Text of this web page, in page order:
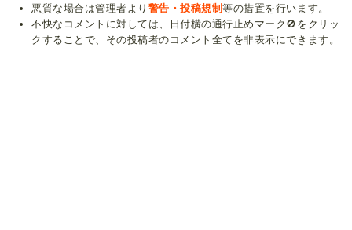
悪質な場合は管理者より 警告・投稿規制等の措置を行います。
不快なコメントに対しては、日付横の通行止めマーク🚫をクリッ
クすることで、その投稿者のコメント全てを非表示にできます。